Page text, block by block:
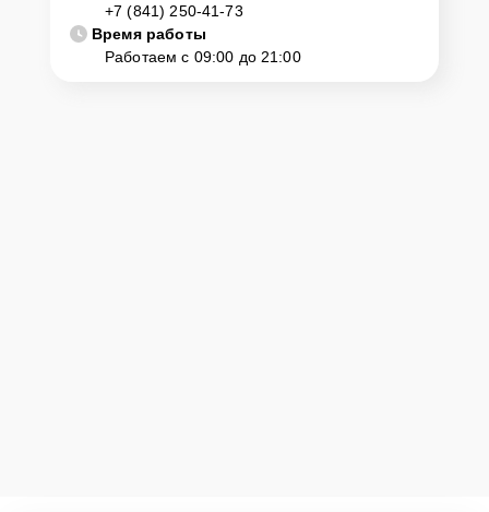
+7 (841) 250-41-73
Время работы
Работаем с 09:00 до 21:00